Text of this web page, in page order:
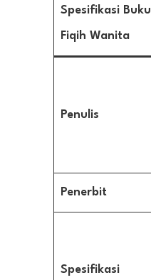
Spesifikasi Buku
Fiqih Wanita
Penulis
Penerbit
Spesifikasi